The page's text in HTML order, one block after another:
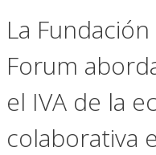
La
Forum
el IVA de la
colaborativa